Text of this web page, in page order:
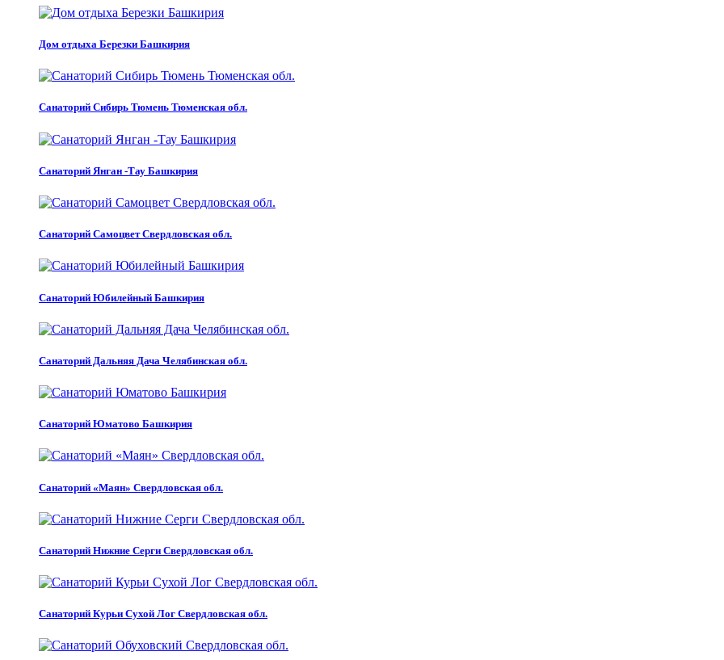
Дом отдыха Березки Башкирия
Санаторий Сибирь Тюмень Тюменская обл.
Санаторий Янган -Тау Башкирия
Санаторий Самоцвет Свердловская обл.
Санаторий Юбилейный Башкирия
Санаторий Дальняя Дача Челябинская обл.
Санаторий Юматово Башкирия
Санаторий «Маян» Свердловская обл.
Санаторий Нижние Серги Свердловская обл.
Санаторий Курьи Сухой Лог Свердловская обл.